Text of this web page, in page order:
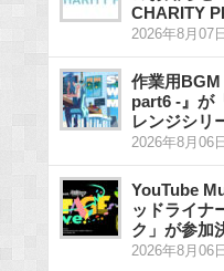
CHARITY
2026年8月07
作業用
part6 -』が
レンジシリ
2026年8月06
YouTube
ッドライナ
ク」が参加
2026年8月06